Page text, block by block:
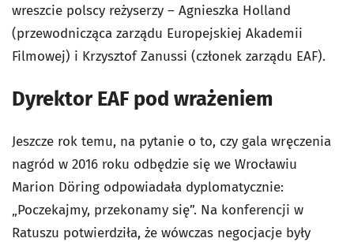
wreszcie polscy reżyserzy – Agnieszka Holland
(przewodnicząca zarządu Europejskiej Akademii
Filmowej) i Krzysztof Zanussi (członek zarządu EAF).
Dyrektor EAF pod wrażeniem
Jeszcze rok temu, na pytanie o to, czy gala wręczenia
nagród w 2016 roku odbędzie się we Wrocławiu
Marion Döring odpowiadała dyplomatycznie:
„Poczekajmy, przekonamy się”. Na konferencji w
Ratuszu potwierdziła, że wówczas negocjacje były